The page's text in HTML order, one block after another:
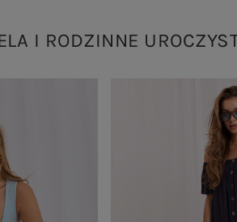
I RODZINNE